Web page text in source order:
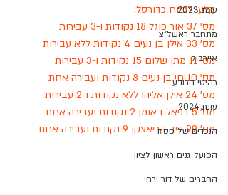
עונת 2023
מתחבר ראשל"צ
איירבול
רהיטי הרובע
עונת 2024
הנכדים של פסח
הפועל גנים ראשון לציון
החברים של דור ירחי
קלעו לכ"וח כדורסל:
מס' 37 אור פוגל 18 נקודות ו-3 עבירות
מס' 33 אילן בן נעים 4 נקודות ללא עבירות
מס' 11 מתן שלום 15 נקודות ו-3 עבירות
מס' 10 חי בן נעים 8 נקודות ועבירה אחת
מס' 24 אילן אליהו ללא נקודות ו-2 עבירות
מס' 5 דניאל באומן 2 נקודות ועבירה אחת
מס' 99 יניב קריאצקו 9 נקודות ועבירה אחת